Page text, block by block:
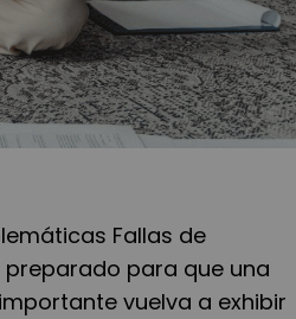
Fallas de
para que una
vuelva a exhibir